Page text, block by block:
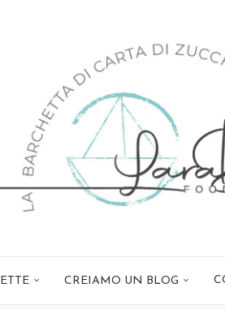
CREIAMO UN BLOG